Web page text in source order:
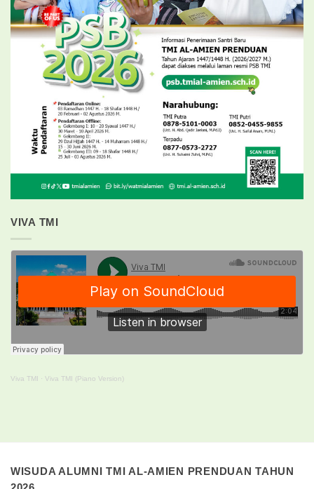
VIVA TMI
Viva TMI · Viva TMI (Piano Version)
WISUDA ALUMNI TMI AL-AMIEN PRENDUAN TAHUN